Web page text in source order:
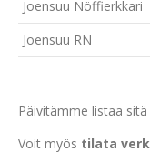
Joensuu Nöffierkkari
Joensuu RN
Päivitämme listaa
Voit myös tilata